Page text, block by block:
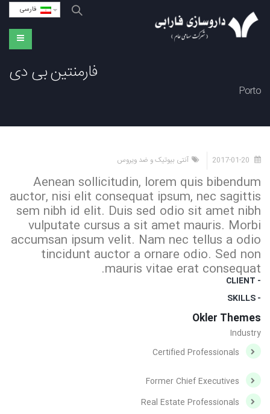
فارسی
فارمنتین بی دی
Porto
آنتی بیوتیک و ضد ویروس
Aenean sollicitudin, lorem quis bibendum
auctor, nisi elit consequat ipsum, nec sagittis
sem nibh id elit. Duis sed odio sit amet nibh
vulputate cursus a sit amet mauris. Morbi
accumsan ipsum velit. Nam nec tellus a odio
tincidunt auctor a ornare odio. Sed non
mauris vitae erat consequat.
- CLIENT
- SKILLS
Okler Themes
Industry
Certified Professionals
Former Chief Executives
Real Estate Professionals